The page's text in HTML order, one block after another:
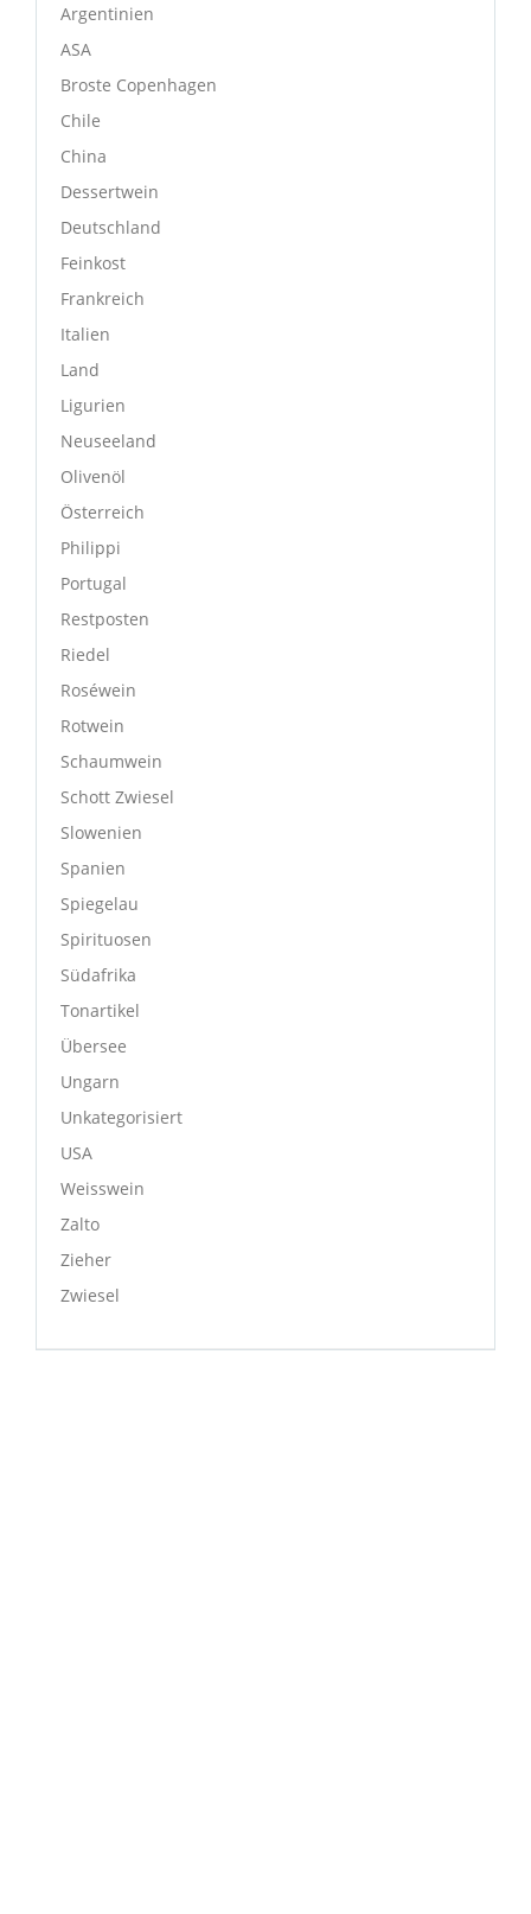
Argentinien
ASA
Broste Copenhagen
Chile
China
Dessertwein
Deutschland
Feinkost
Frankreich
Italien
Land
Ligurien
Neuseeland
Olivenöl
Österreich
Philippi
Portugal
Restposten
Riedel
Roséwein
Rotwein
Schaumwein
Schott Zwiesel
Slowenien
Spanien
Spiegelau
Spirituosen
Südafrika
Tonartikel
Übersee
Ungarn
Unkategorisiert
USA
Weisswein
Zalto
Zieher
Zwiesel